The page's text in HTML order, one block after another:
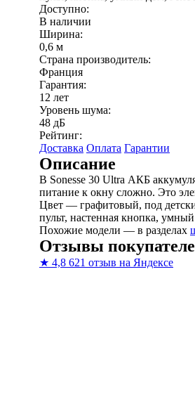
Доступно:
В наличии
Ширина:
0,6 м
Страна производитель:
Франция
Гарантия:
12 лет
Уровень шума:
48 дБ
Рейтинг:
Доставка Оплата Гарантии
Описание
В Sonesse 30 Ultra АКБ
питание к окну сложно. Это
Цвет — графитовый, под
пульт, настенная кнопка,
Похожие модели — в разделах
Отзывы
★ 4,8 621 отзыв на Яндексе